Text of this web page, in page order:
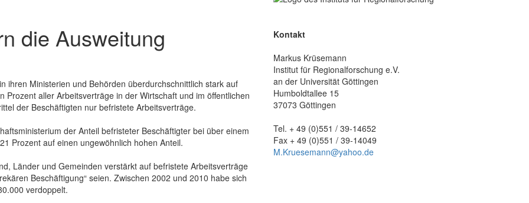
die Ausweitung
ihren Ministerien und Behörden überdurchschnittlich stark auf
aller Arbeitsverträge in der Wirtschaft und im öffentlichen
der Beschäftigten nur befristete Arbeitsverträge.
der Anteil befristeter Beschäftigter bei über einem
Prozent auf einen ungewöhnlich hohen Anteil.
Länder und Gemeinden verstärkt auf befristete Arbeitsverträge
Beschäftigung“ seien. Zwischen 2002 und 2010 habe sich
verdoppelt.
Kontakt
Markus Krüsemann
Institut für Regionalforschung e.V.
an der Universität Göttingen
Humboldtallee 15
37073 Göttingen
Tel. + 49 (0)551 / 39-14652
Fax + 49 (0)551 / 39-14049
M.Kruesemann@yahoo.de